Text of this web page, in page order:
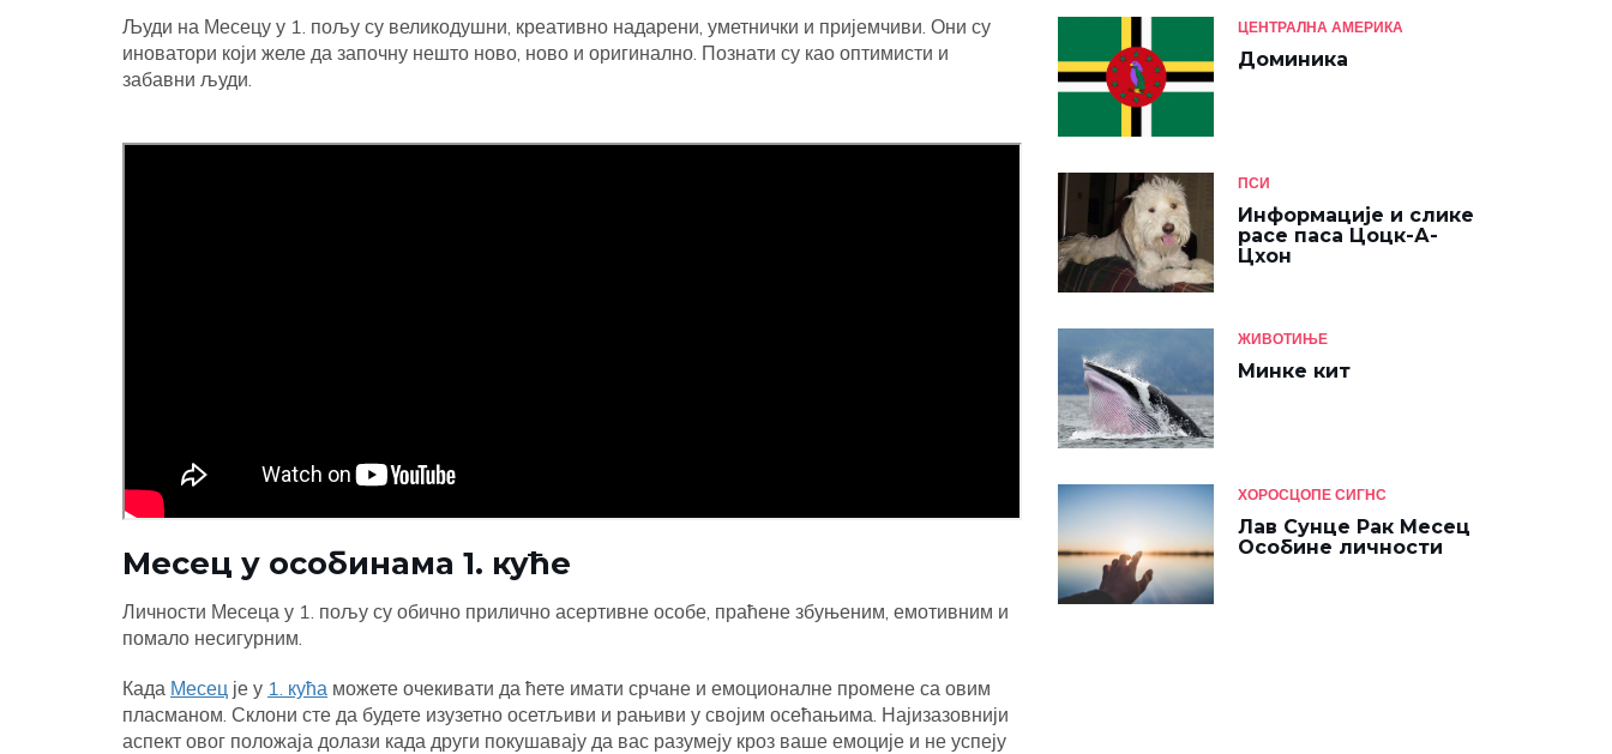
Људи на Месецу у 1. пољу су великодушни, креативно надарени, уметнички и пријемчиви. Они су
иноватори који желе да започну нешто ново, ново и оригинално. Познати су као оптимисти и
забавни људи.
Месец у особинама 1. куће
Личности Месеца у 1. пољу су обично прилично асертивне особе, праћене збуњеним, емотивним и
помало несигурним.
Када Месец је у 1. кућа можете очекивати да ћете имати срчане и емоционалне промене са овим
пласманом. Склони сте да будете изузетно осетљиви и рањиви у својим осећањима. Најизазовнији
аспект овог положаја долази када други покушавају да вас разумеју кроз ваше емоције и не успеју
ЦЕНТРАЛНА АМЕРИКА
Доминика
ПСИ
Информације и слике
расе паса Цоцк-А-
Цхон
ЖИВОТИЊЕ
Минке кит
ХОРОСЦОПЕ СИГНС
Лав Сунце Рак Месец
Особине личности